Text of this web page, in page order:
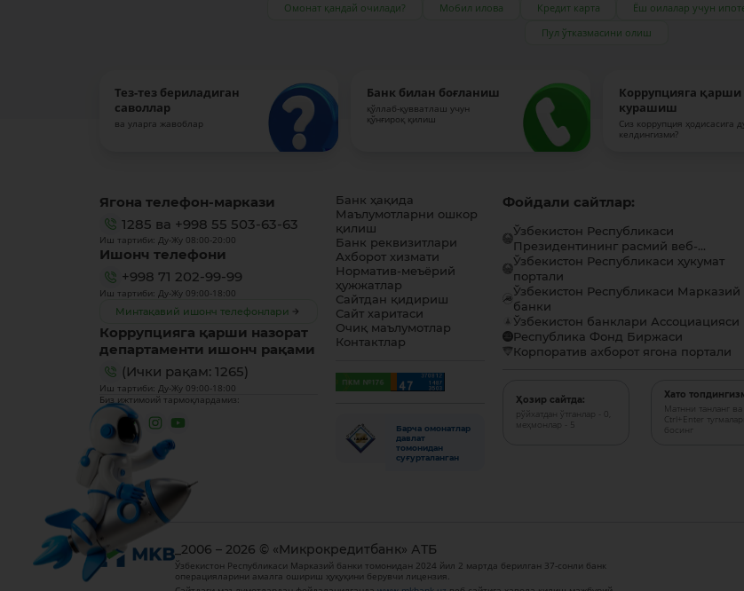
Омонат қандай очилади? Мобил илова Кредит карта Ёш оилалар учун
Пул ўтказмасини олиш
Тез-тез бериладиган
саволлар
ва уларга жавоблар
Банк билан боғланиш
қўллаб-қувватлаш учун
қўнғироқ қилиш
Коррупцияга қарши
курашиш
Сиз коррупция ҳодисасига
келдингизми?
Ягона телефон-маркази
1285 ва +998 55 503-63-63
Иш тартиби: Ду-Жу 08:00-20:00
Ишонч телефони
+998 71 202-99-99
Иш тартиби: Ду-Жу 09:00-18:00
Минтақавий ишонч телефонлари
Коррупцияга қарши назорат
департаменти ишонч рақами
(Ички рақам: 1265)
Иш тартиби: Ду-Жу 09:00-18:00
Биз ижтимоий тармоқлардамиз:
Банк ҳақида
Маълумотларни ошкор
қилиш
Банк реквизитлари
Ахборот хизмати
Норматив-меъёрий
ҳужжатлар
Сайтдан қидириш
Сайт харитаси
Очиқ маълумотлар
Контактлар
Барча омонатлар
давлат
томонидан
суғурталанган
Фойдали сайтлар:
Ўзбекистон Республикаси
Президентининг расмий веб-...
Ўзбекистон Республикаси ҳукумат
портали
Ўзбекистон Республикаси Марказий
банки
Ўзбекистон банклари Ассоциацияси
Республика Фонд Биржаси
Корпоратив ахборот ягона портали
Ҳозир сайтда:
рўйхатдан ўтганлар - 0,
меҳмонлар - 5
Хато
Матнни танланг ва
Ctrl+Enter
босинг
_2006 – 2026 © «Микрокредитбанк» АТБ
Ўзбекистон Республикаси Марказий банки томонидан 2024 йил 2 мартда берилган 37-сонли банк
операцияларини амалга ошириш ҳуқуқини берувчи лицензия.